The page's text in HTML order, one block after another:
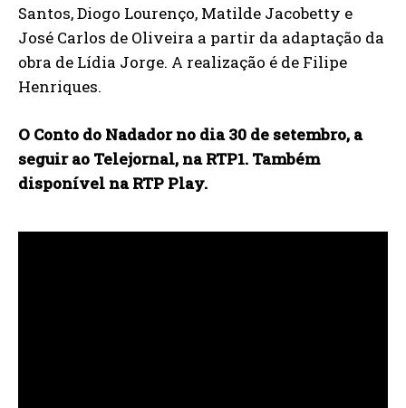
Santos, Diogo Lourenço, Matilde Jacobetty e
José Carlos de Oliveira a partir da adaptação da
obra de Lídia Jorge. A realização é de Filipe
Henriques.
O Conto do Nadador no dia 30 de setembro, a
seguir ao Telejornal, na RTP1. Também
disponível na RTP Play.